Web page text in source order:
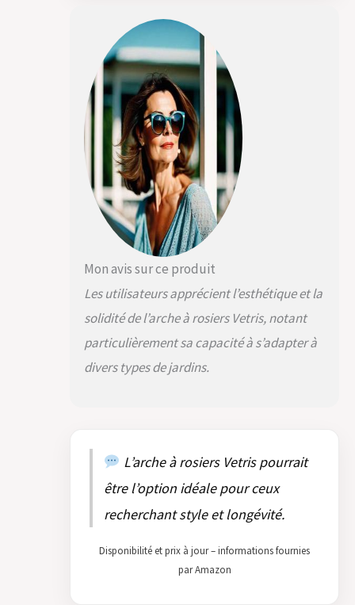
Mon avis sur ce produit
Les utilisateurs apprécient l’esthétique et la
solidité de l’arche à rosiers Vetris, notant
particulièrement sa capacité à s’adapter à
divers types de jardins.
L’arche à rosiers Vetris pourrait
être l’option idéale pour ceux
recherchant style et longévité.
Disponibilité et prix à jour – informations fournies
par Amazon